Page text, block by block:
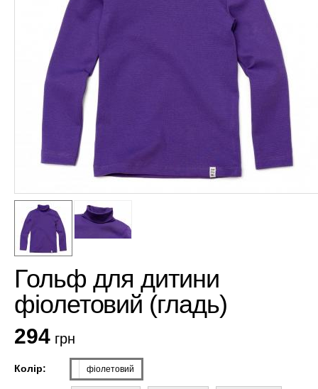
Гольф для дитини
фіолетовий (гладь)
294 грн
Колір: фіолетовий